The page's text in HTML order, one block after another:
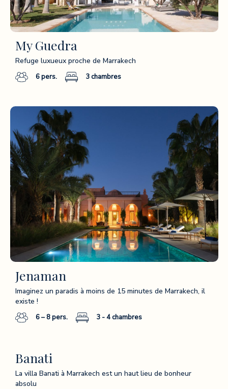
My Guedra
Refuge luxueux proche de Marrakech
6pers. 3chambres
Jenaman
Imaginez un paradis à moins de 15 minutes de Marrakech, il
existe !
6 – 8pers. 3 - 4chambres
Banati
La villa Banati à Marrakech est un haut lieu de bonheur
absolu